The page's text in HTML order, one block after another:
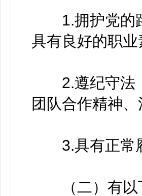
1.拥护党的路
具有良好的职
2.遵纪守法，
团队合作精神
3.具有正常履
（二）有以